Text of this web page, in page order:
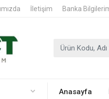
İletişim Banka
Anasayfa